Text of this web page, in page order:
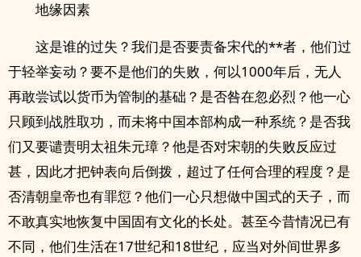
地缘因素
这是谁的过失？我们是否要责备宋代的**者，他们过
于轻举妄动？要不是他们的失败，何以1000年后，无人
再敢尝试以货币为管制的基础？是否咎在忽必烈？他一心
只顾到战胜取功，而未将中国本部构成一种系统？是否我
们又要谴责明太祖朱元璋？他是否对宋朝的失败反应过
甚，因此才把钟表向后倒拨，超过了任何合理的程度？是
否清朝皇帝也有罪愆？他们一心只想做中国式的天子，而
不敢真实地恢复中国固有文化的长处。甚至今昔情况已有
不同，他们生活在17世纪和18世纪，应当对外间世界多